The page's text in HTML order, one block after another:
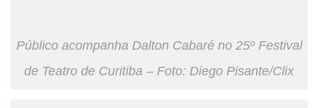
Público acompanha Dalton Cabaré no 25º Festival
de Teatro de Curitiba – Foto: Diego Pisante/Clix